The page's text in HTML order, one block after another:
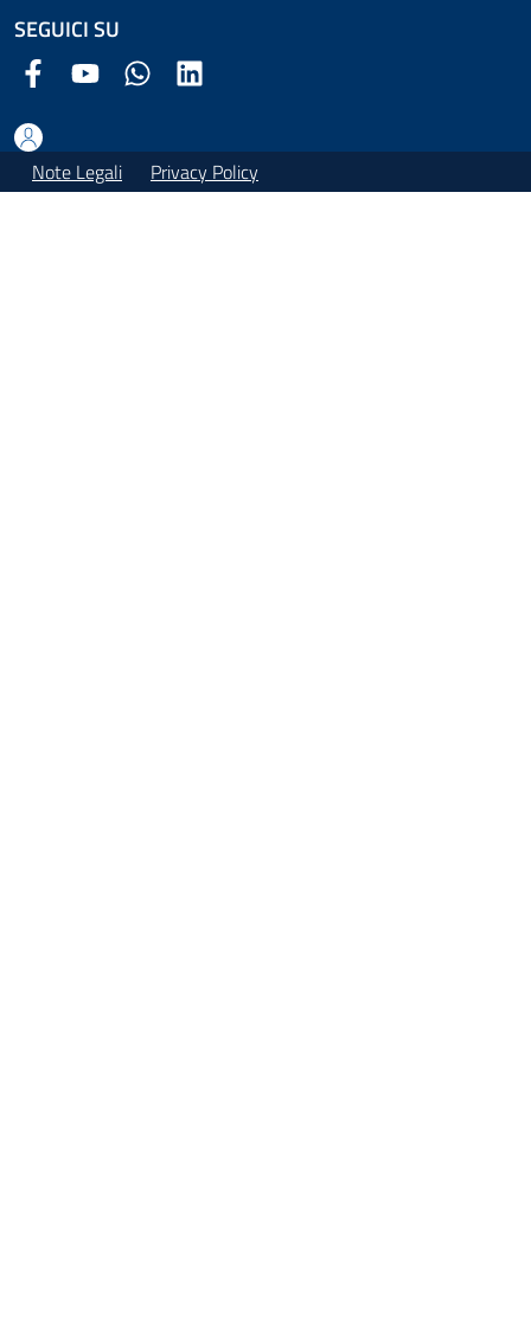
SEGUICI SU
Facebook Comune di Arezzo
Youtube Comune di Arezzo
Twitter Comune di Arezzo
Note Legali Privacy Policy